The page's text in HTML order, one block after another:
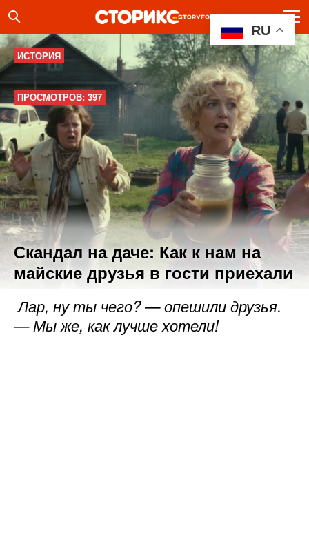
ИСТОРИЯ
ПРОСМОТРОВ: 397
Скандал на даче: Как к нам на
майские друзья в гости приехали
Лар, ну ты чего? — опешили друзья.
— Мы же, как лучше хотели!
RU